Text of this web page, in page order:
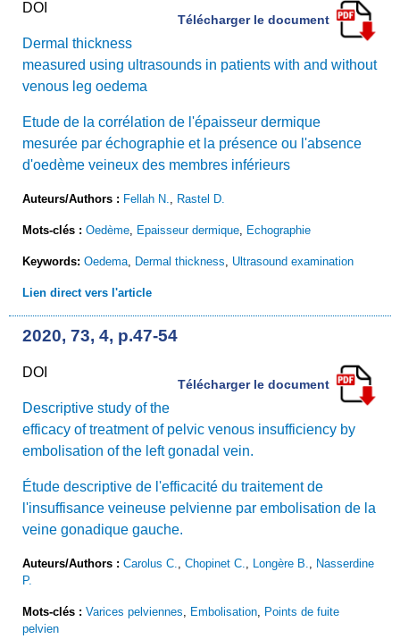
DOI
Télécharger le document
Dermal thickness
measured using ultrasounds in patients with and without
venous leg oedema
Etude de la corrélation de l'épaisseur dermique
mesurée par échographie et la présence ou l'absence
d'oedème veineux des membres inférieurs
Auteurs/Authors : Fellah N. Rastel D.
Mots-clés : Oedème Epaisseur dermique Echographie
Keywords: Oedema Dermal thickness Ultrasound examination
Lien direct vers l'article
2020, 73, 4, p.47-54
DOI
Télécharger le document
Descriptive study of the
efficacy of treatment of pelvic venous insufficiency by
embolisation of the left gonadal vein.
Étude descriptive de l'efficacité du traitement de
l'insuffisance veineuse pelvienne par embolisation de la
veine gonadique gauche.
Auteurs/Authors : Carolus C. Chopinet C. Longère B.
Nasserdine
P.
Mots-clés : Varices pelviennes Embolisation
Points de fuite
pelvien